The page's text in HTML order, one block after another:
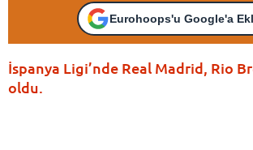
Eurohoops'u Google'a
İspanya Ligi’nde Real Madrid, Rio
oldu.